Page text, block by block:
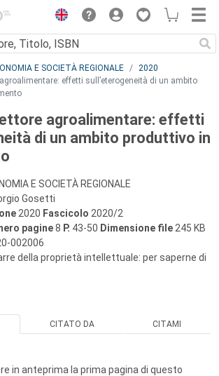
E SOCIETÀ REGIONALE
2020
effetti sull’eterogeneità di un ambito
agroalimentare: effetti
di un ambito produttivo in
E SOCIETÀ REGIONALE
Gosetti
2020 Fascicolo 2020/2
pagine8 P. 43-50 Dimensione file 245 KB
002006
della proprietà intellettuale: per saperne di
CITATO DA CITAMI
in anteprima la prima pagina di questo